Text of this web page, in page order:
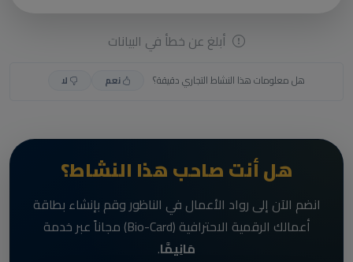
أبلغ عن خطأ في البيانات
هل معلومات هذا النشاط التجاري دقيقة؟ نعم لا
هل أنت صاحب هذا النشاط؟
انضم الآن إلى رواد الأعمال في الناظور وقم بإنشاء بطاقة
أعمالك الرقمية الاحترافية (Bio-Card) مجاناً عبر خدمة
مَانِيمَّا.